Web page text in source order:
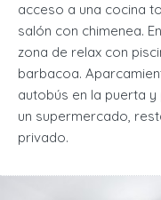
acceso a una cocina
salón con chimenea.
zona de relax con
barbacoa.
autobús en la puerta y
un supermercado,
privado.